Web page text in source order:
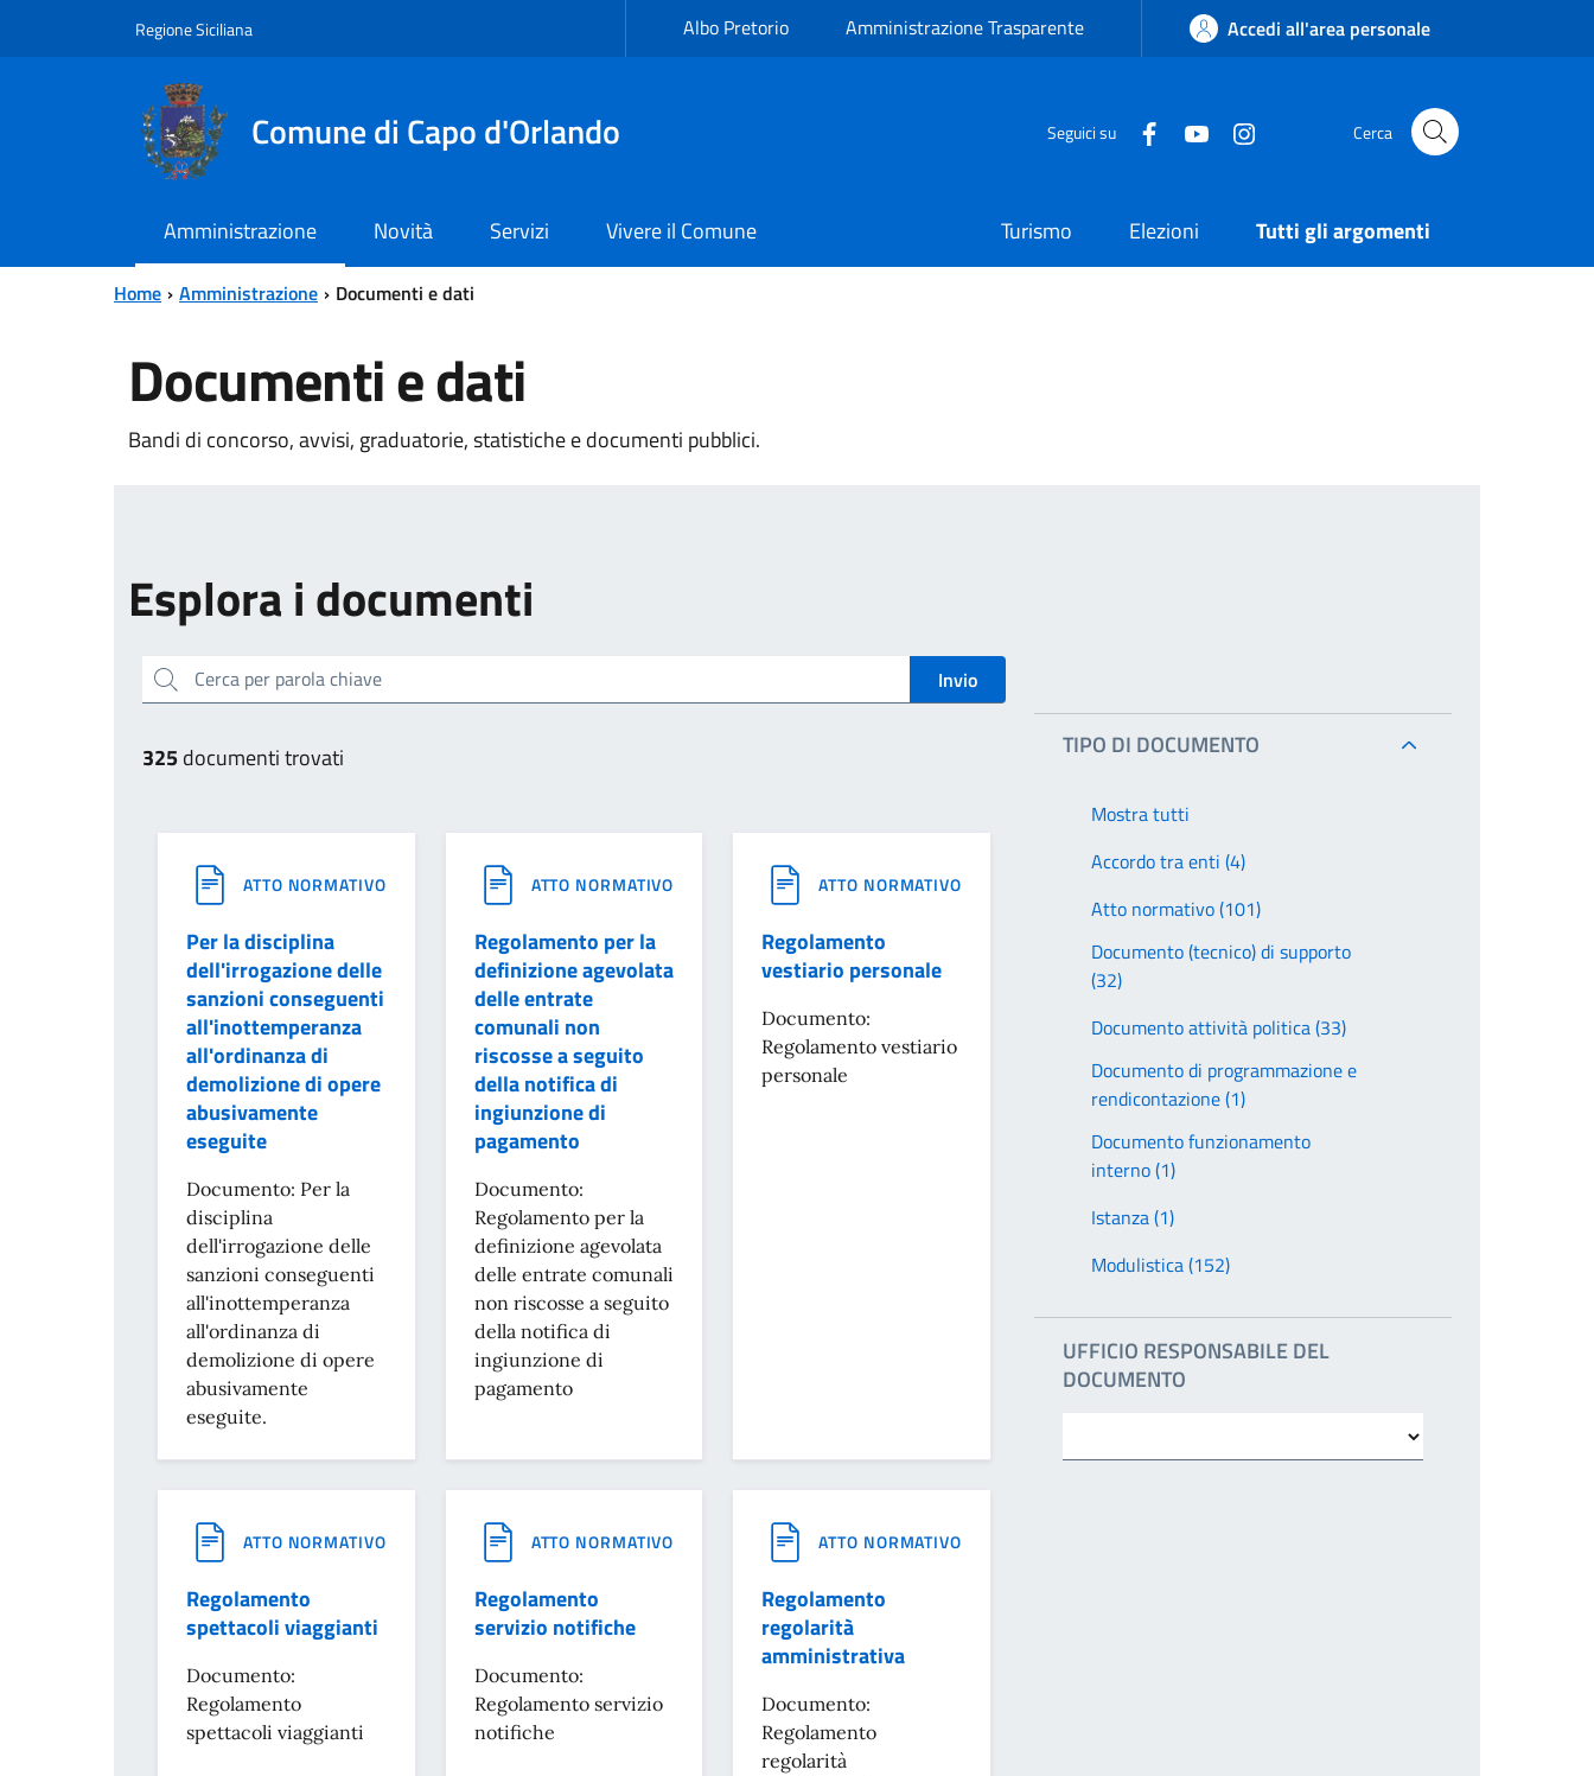
Regione Siciliana Albo Pretorio Amministrazione Trasparente Accedi all'area personale
Comune di Capo d'Orlando Seguici su Cerca
Amministrazione Novità Servizi Vivere il Comune Turismo Elezioni Tutti gli argomenti
Home Amministrazione Documenti e dati
Documenti e dati
Bandi di concorso, avvisi, graduatorie, statistiche e documenti pubblici.
Esplora i documenti
Cerca per parola chiave
325documenti trovati
ATTO NORMATIVO
Per la disciplina
dell'irrogazione delle
sanzioni conseguenti
all'inottemperanza
all'ordinanza di
demolizione di opere
abusivamente
eseguite
Documento: Per la
disciplina
dell'irrogazione delle
sanzioni conseguenti
all'inottemperanza
all'ordinanza di
demolizione di opere
abusivamente
eseguite.
ATTO NORMATIVO
Regolamento per la
definizione agevolata
delle entrate
comunali non
riscosse a seguito
della notifica di
ingiunzione di
pagamento
Documento:
Regolamento per la
definizione agevolata
delle entrate comunali
non riscosse a seguito
della notifica di
ingiunzione di
pagamento
ATTO NORMATIVO
Regolamento
vestiario personale
Documento:
Regolamento vestiario
personale
ATTO NORMATIVO
Regolamento
spettacoli viaggianti
Documento:
Regolamento
spettacoli viaggianti
ATTO NORMATIVO
Regolamento
servizio notifiche
Documento:
Regolamento servizio
notifiche
ATTO NORMATIVO
Regolamento
regolarità
amministrativa
Documento:
Regolamento
regolarità
TIPO DI DOCUMENTO
Mostra tutti
Accordo tra enti (4)
Atto normativo (101)
Documento (tecnico) di supporto
(32)
Documento attività politica (33)
Documento di programmazione e
rendicontazione (1)
Documento funzionamento
interno (1)
Istanza (1)
Modulistica (152)
UFFICIO RESPONSABILE DEL
DOCUMENTO